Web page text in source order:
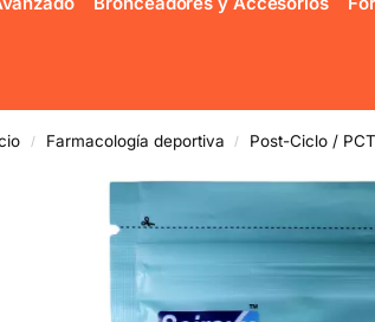
/ Farmacología deportiva / Post-Ciclo / PCT